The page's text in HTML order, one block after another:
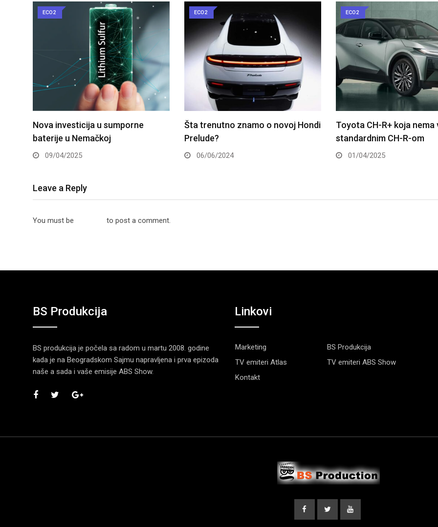
ECO2
Šta trenutno znamo o novoj Hondi
Prelude?
06/06/2024
ECO2
Toyota CH-R+ koja nema veze sa
standardnim CH-R-om
01/04/2025
ECO2
Honda: novi Prelude će
performantan
17/02/2025
Leave a Reply
You must be to post a comment.
BS Produkcija
BS produkcija je počela sa radom u martu 2008. godine
kada je na Beogradskom Sajmu napravljena i prva epizoda
naše a sada i vaše emisije ABS Show.
Linkovi
Marketing
BS Produkcija
TV emiteri Atlas
TV emiteri ABS Show
Kontakt